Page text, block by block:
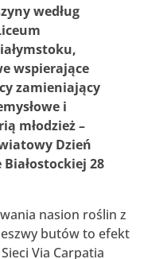
według
wspierające
zamieniający
i
młodzież –
Dzień
28
nasion roślin z
butów to efekt
Via Carpatia